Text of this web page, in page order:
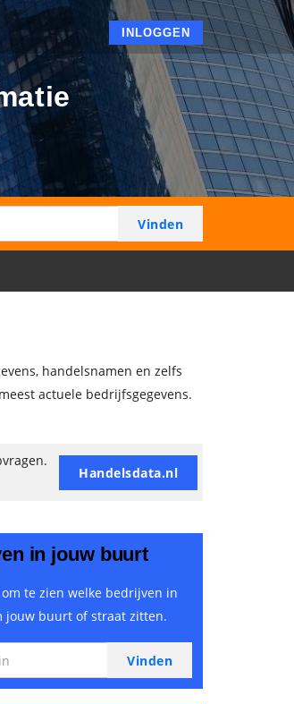
INLOGGEN
handelsnamen en zelfs
actuele bedrijfsgegevens.
Handelsdata.nl
in jouw buurt
te zien welke bedrijven in
jouw buurt of straat zitten.